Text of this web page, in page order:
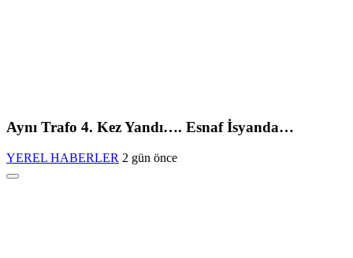
Aynı Trafo 4. Kez Yandı…. Esnaf İsyanda…
YEREL HABERLER 2 gün önce